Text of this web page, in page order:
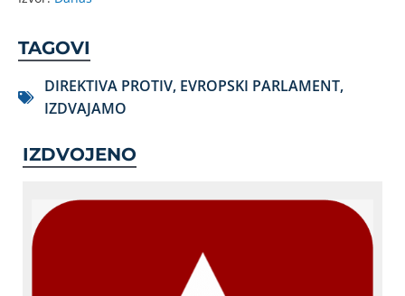
TAGOVI
DIREKTIVA PROTIV, EVROPSKI PARLAMENT,
IZDVAJAMO
IZDVOJENO